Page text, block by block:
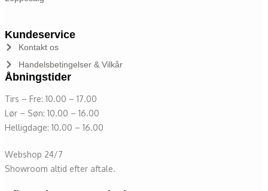
Kundeservice
Kontakt os
Handelsbetingelser & Vilkår
Åbningstider
Tirs – Fre: 10.00 – 17.00
Lør – Søn: 10.00 – 16.00
Helligdage: 10.00 – 16.00
Webshop 24/7
Showroom altid efter aftale.